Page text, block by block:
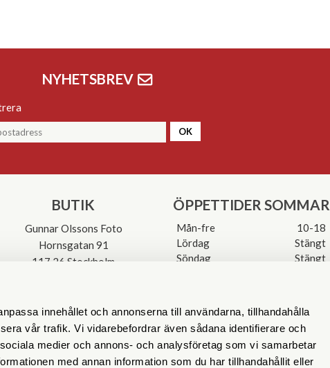
innehållet och annonserna till användarna, tillhandahålla
vår trafik. Vi vidarebefordrar även sådana identifierare och
medier och annons- och analysföretag som vi samarbetar
med annan information som du har tillhandahållit eller
NYHETSBREV
OK
BUTIK
Gunnar Olssons Foto
Hornsgatan 91
117 26 Stockholm
ÖPPETTIDER SOMMAR
Mån-fre
10-18
Lördag
Stängt
Söndag
Stängt